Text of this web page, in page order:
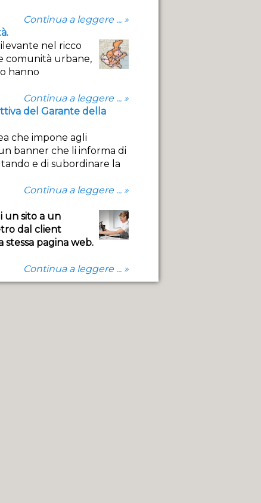
Continua a leggere ... »
nel ricco
comunità urbane,
hanno
Continua a leggere ... »
del Garante della
che impone agli
banner che li informa di
e di subordinare la
Continua a leggere ... »
un sito a un
dal client
pagina web.
Continua a leggere ... »